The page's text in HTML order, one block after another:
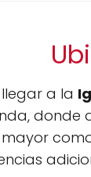
a la
donde